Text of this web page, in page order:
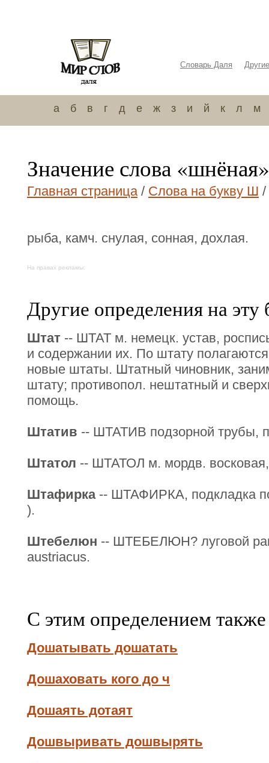
Словарь Даля
а б в г д е ж з и й к л м
Значение слова «шнёная»
Главная страница/ Слова на букву Ш /
рыба, камч. снулая, сонная, дохлая.
На правах рекламы:
Другие определения на эту
Штат -- ШТАТ м. немецк. устав,
и содержании их. По штату
новые штаты. Штатный чиновник,
штату; противопол. нештатный и
помощь.
Штатив -- ШТАТИВ подзорной трубы,
Штатол -- ШТАТОЛ м. мордв.
Штафирка-- ШТАФИРКА, подкладка
).
Штебелюн -- ШТЕБЕЛЮН? луговой
austriacus.
С этим определением
Дошатывать дошатать
Дошаховать кого до ч
Дошаять дотаят
Дошвыривать дошвырять